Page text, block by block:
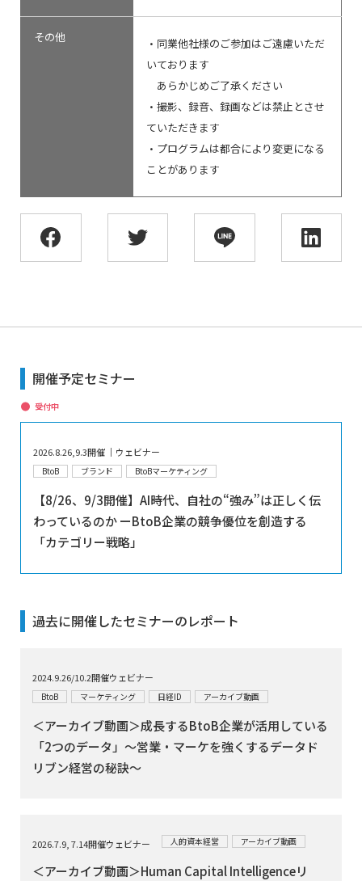
その他
・同業他社様のご参加はご遠慮いただ
いております
あらかじめご了承ください
・撮影、録音、録画などは禁止とさせ
ていただきます
・プログラムは都合により変更になる
ことがあります
開催予定セミナー
受付中
2026.8.26,9.3開催 │ウェビナー
BtoB ブランド BtoBマーケティング
【8/26、9/3開催】AI時代、自社の“強み”は正しく伝
わっているのか ーBtoB企業の競争優位を創造する
「カテゴリー戦略」
過去に開催したセミナーのレポート
2024.9.26/10.2開催ウェビナー
BtoB マーケティング 日経ID アーカイブ動画
＜アーカイブ動画＞成長するBtoB企業が活用している
「2つのデータ」～営業・マーケを強くするデータド
リブン経営の秘訣～
2026.7.9, 7.14開催ウェビナー 人的資本経営 アーカイブ動画
＜アーカイブ動画＞Human Capital Intelligenceリ